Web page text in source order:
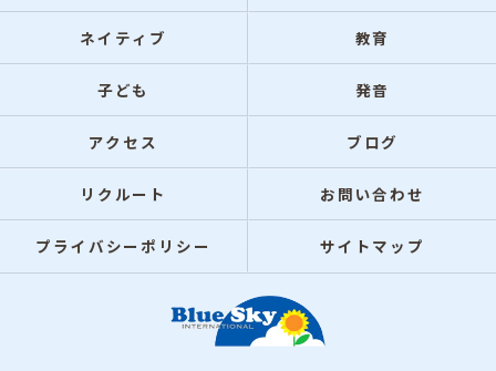
ネイティブ 教育
子ども 発音
アクセス ブログ
リクルート お問い合わせ
プライバシーポリシー サイトマップ